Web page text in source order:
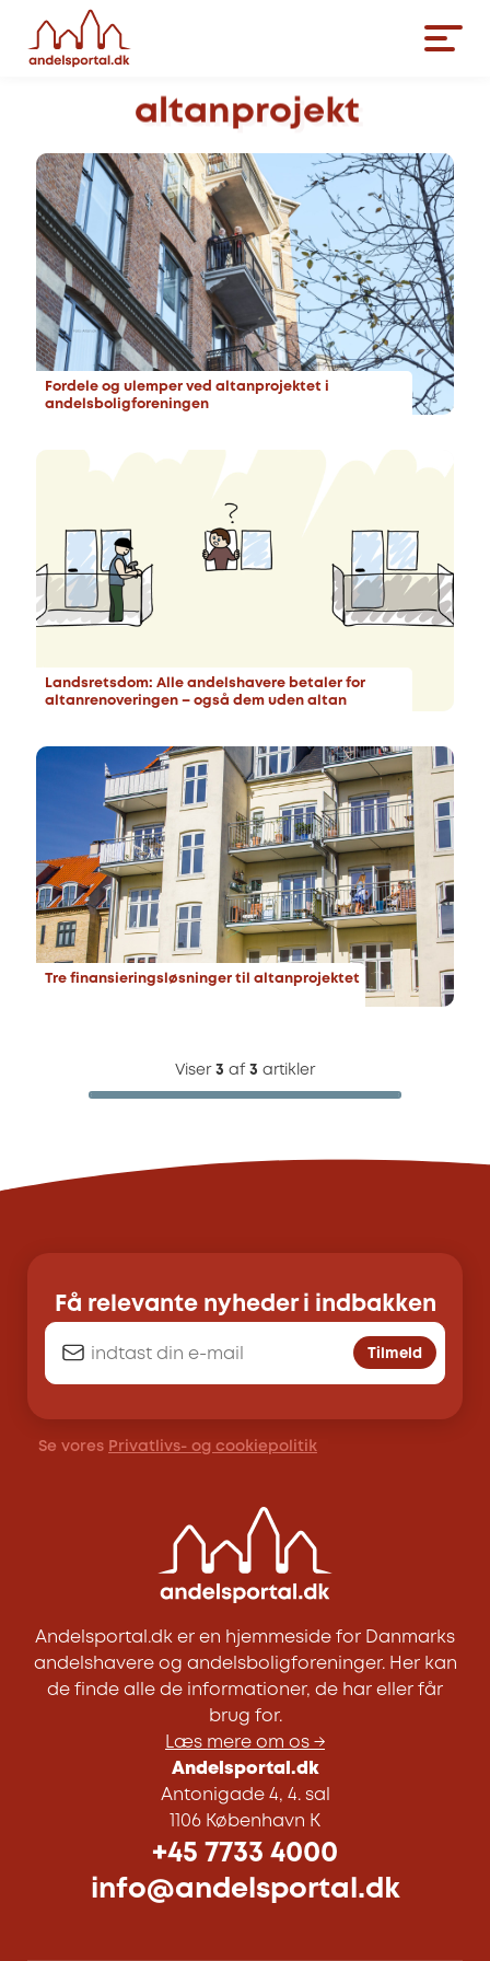
altanprojekt
Fordele og ulemper ved altanprojektet i
andelsboligforeningen
Landsretsdom: Alle andelshavere betaler for
altanrenoveringen – også dem uden altan
Tre finansieringsløsninger til altanprojektet
Viser 3 af 3 artikler
Få relevante nyheder i indbakken
Tilmeld
Se vores Privatlivs- og cookiepolitik
Andelsportal.dk er en hjemmeside for Danmarks
andelshavere og andelsboligforeninger. Her kan
de finde alle de informationer, de har eller får
brug for.
Læs mere om os →
Andelsportal.dk
Antonigade 4, 4. sal
1106 København K
+45 7733 4000
info@andelsportal.dk